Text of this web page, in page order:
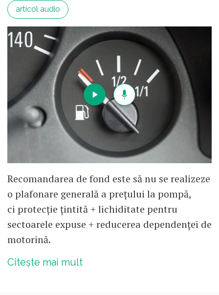
articol audio
Recomandarea de fond este să nu se realizeze
o plafonare generală a prețului la pompă,
ci protecție țintită + lichiditate pentru
sectoarele expuse + reducerea dependenței de
motorină.
Citește mai mult